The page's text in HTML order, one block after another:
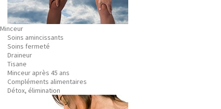
Minceur
Soins amincissants
Soins fermeté
Draineur
Tisane
Minceur après 45 ans
Compléments alimentaires
Détox, élimination